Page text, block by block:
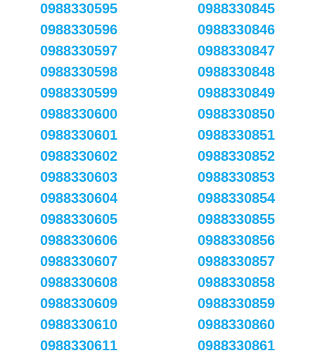
0988330595
0988330596
0988330597
0988330598
0988330599
0988330600
0988330601
0988330602
0988330603
0988330604
0988330605
0988330606
0988330607
0988330608
0988330609
0988330610
0988330611
0988330845
0988330846
0988330847
0988330848
0988330849
0988330850
0988330851
0988330852
0988330853
0988330854
0988330855
0988330856
0988330857
0988330858
0988330859
0988330860
0988330861